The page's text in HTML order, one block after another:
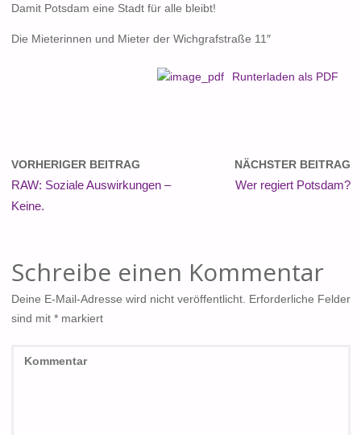
Damit Potsdam eine Stadt für alle bleibt!
Die Mieterinnen und Mieter der Wichgrafstraße 11″
Runterladen als PDF
VORHERIGER BEITRAG
RAW: Soziale Auswirkungen –
Keine.
NÄCHSTER BEITRAG
Wer regiert Potsdam?
Schreibe einen Kommentar
Deine E-Mail-Adresse wird nicht veröffentlicht.
Erforderliche Felder
sind mit *markiert